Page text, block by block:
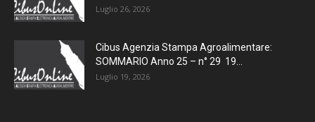
Luglio 26, 2026
Cibus Agenzia Stampa Agroalimentare:
SOMMARIO Anno 25 – n° 29 19...
Luglio 19, 2026